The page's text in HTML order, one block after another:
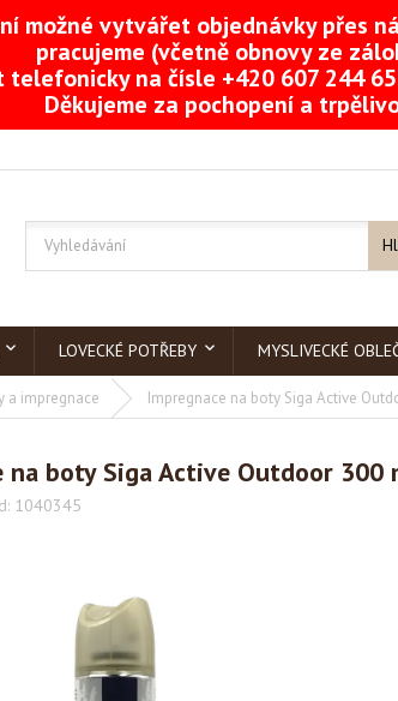
možné vytvářet objednávky přes
pracujeme (včetně obnovy ze
na čísle +420 607 244
Děkujeme za pochopení a
LOVECKÉ POTŘEBY MYSLIVECKÉ
a impregnace Impregnace na boty Siga Active
na boty Siga Active Outdoor 300
1040345